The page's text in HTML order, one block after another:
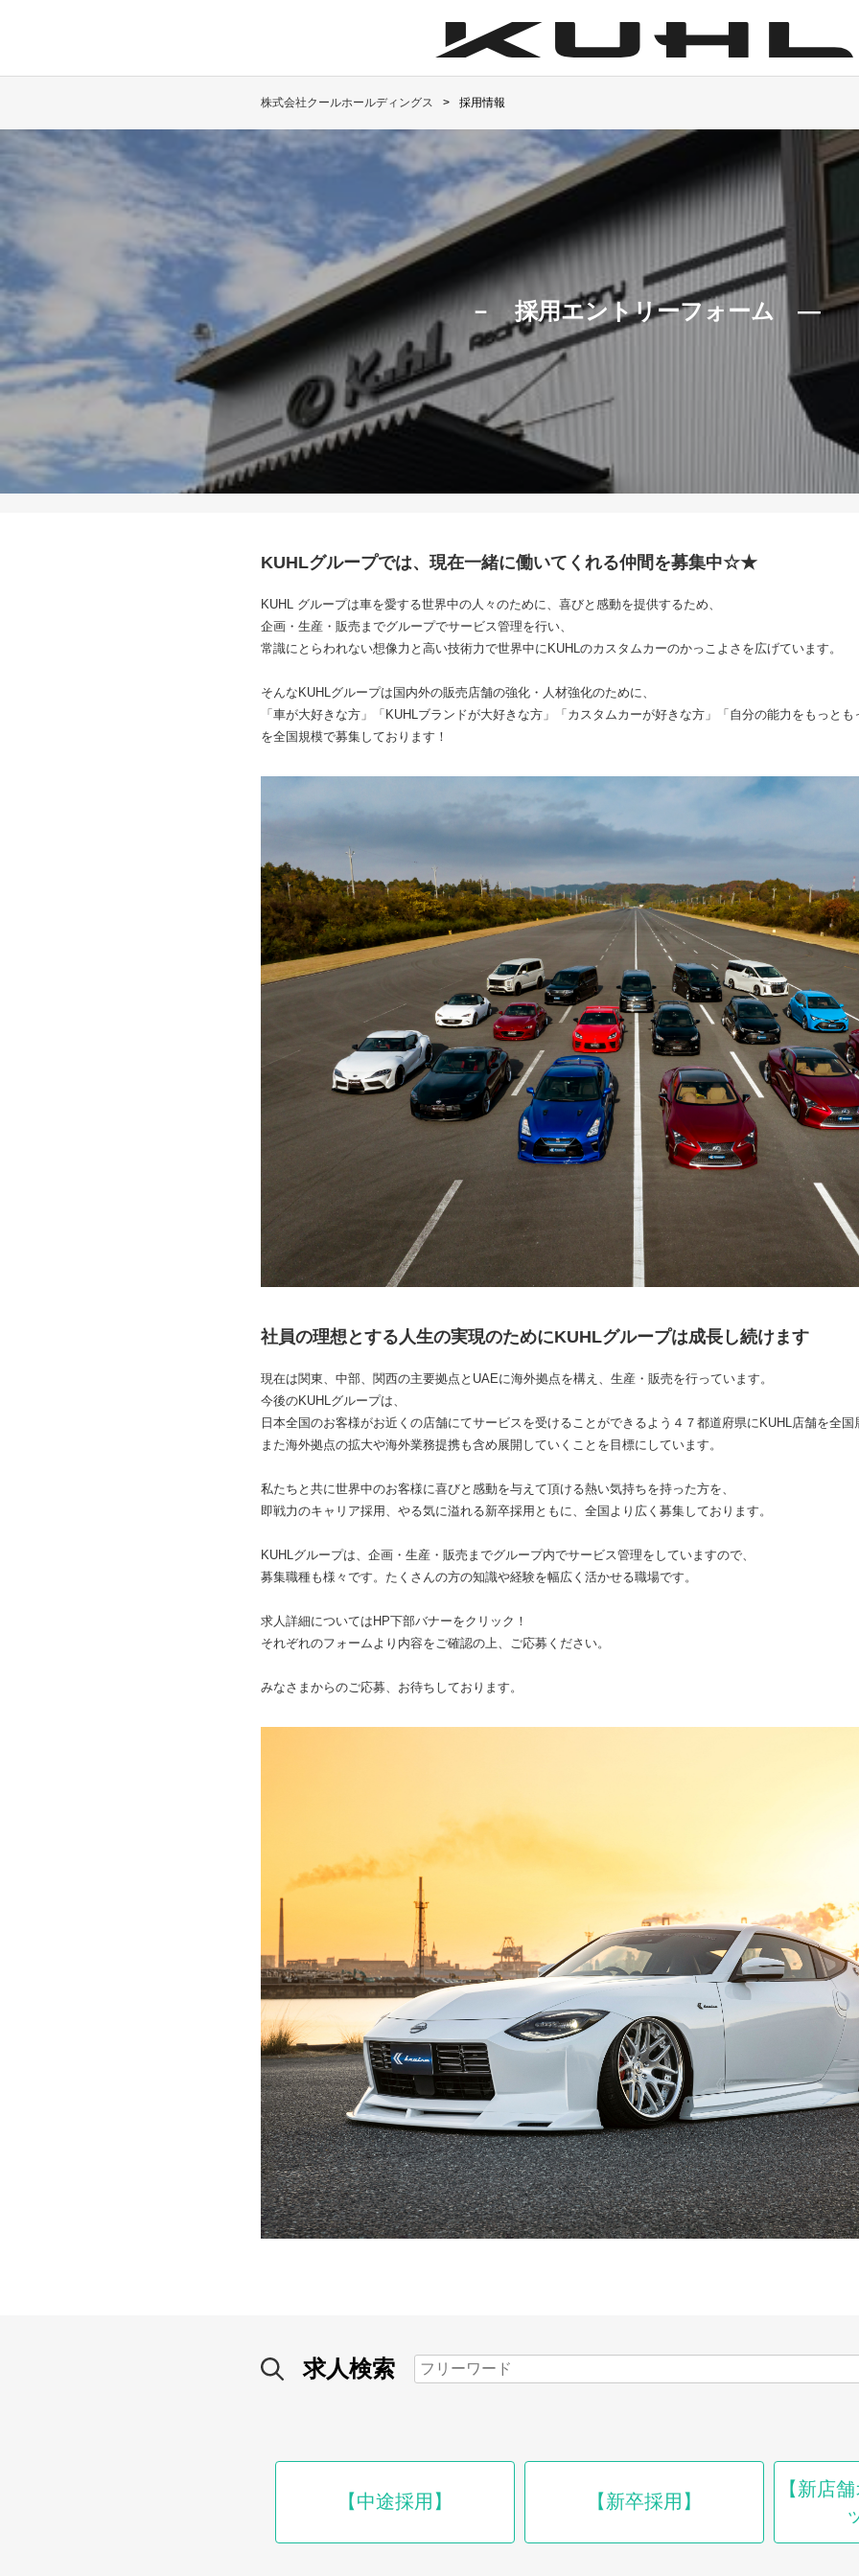
株式会社クールホールディングス 採用情報
－ 採用エントリーフォーム ―
KUHLグループでは、現在一緒に働いてくれる仲間を募集中☆★
KUHL グループは車を愛する世界中の人々のために、喜びと感動を提供するため、
企画・生産・販売までグループでサービス管理を行い、
常識にとらわれない想像力と高い技術力で世界中にKUHLのカスタムカーのかっこよさを広げています。
そんなKUHLグループは国内外の販売店舗の強化・人材強化のために、
「車が大好きな方」「KUHLブランドが大好きな方」「カスタムカーが好きな方」「自分の能力をもっとも
を全国規模で募集しております！
社員の理想とする人生の実現のためにKUHLグループは成長し続けます
現在は関東、中部、関西の主要拠点とUAEに海外拠点を構え、生産・販売を行っています。
今後のKUHLグループは、
日本全国のお客様がお近くの店舗にてサービスを受けることができるよう４７都道府県にKUHL店舗を全国
また海外拠点の拡大や海外業務提携も含め展開していくことを目標にしています。
私たちと共に世界中のお客様に喜びと感動を与えて頂ける熱い気持ちを持った方を、
即戦力のキャリア採用、やる気に溢れる新卒採用ともに、全国より広く募集しております。
KUHLグループは、企画・生産・販売までグループ内でサービス管理をしていますので、
募集職種も様々です。たくさんの方の知識や経験を幅広く活かせる職場です。
求人詳細についてはHP下部バナーをクリック！
それぞれのフォームより内容をご確認の上、ご応募ください。
みなさまからのご応募、お待ちしております。
求人検索
【中途採用】 【新卒採用】
【新店